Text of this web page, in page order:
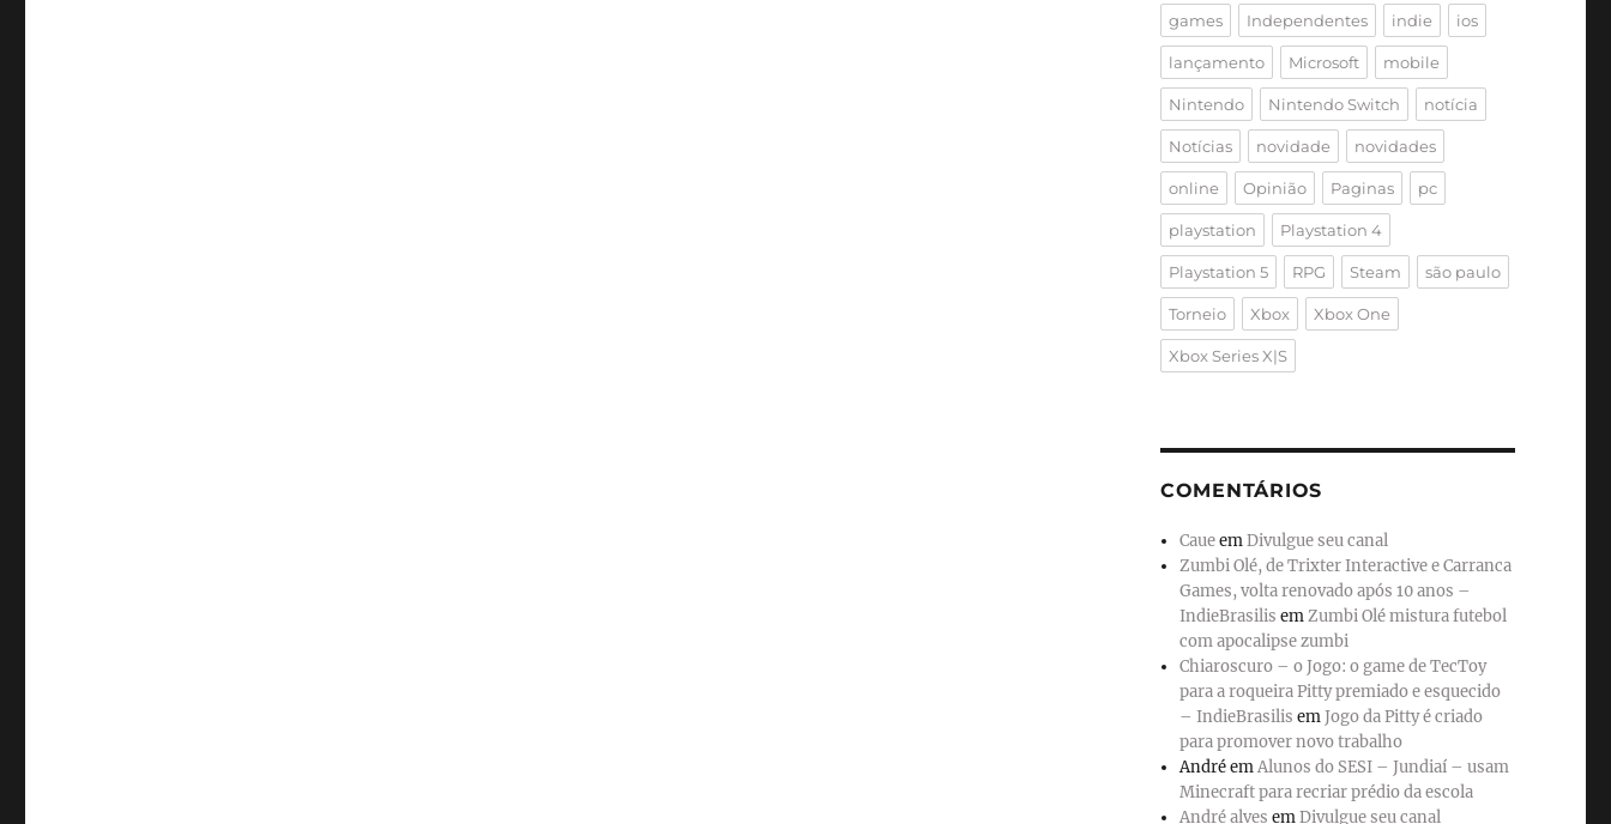
games Independentes indie ios
lançamento Microsoft mobile
Nintendo Nintendo Switch notícia
Notícias novidade novidades
online Opinião Paginas pc
playstation Playstation 4
Playstation 5 RPG Steam são paulo
Torneio Xbox Xbox One
Xbox Series X|S
COMENTÁRIOS
CaueemDivulgue seu canal
Zumbi Olé, de Trixter Interactive e Carranca
Games, volta renovado após 10 anos –
IndieBrasilis emZumbi Olé mistura futebol
com apocalipse zumbi
Chiaroscuro – o Jogo: o game de TecToy
para a roqueira Pitty premiado e esquecido
– IndieBrasilis emJogo da Pitty é criado
para promover novo trabalho
AndréemAlunos do SESI – Jundiaí – usam
Minecraft para recriar prédio da escola
André alves emDivulgue seu canal